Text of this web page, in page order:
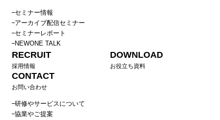
セミナー情報
アーカイブ配信セミナー
セミナーレポート
NEWONE TALK
RECRUIT
採用情報
DOWNLOAD
お役立ち資料
CONTACT
お問い合わせ
研修やサービスについて
協業やご提案